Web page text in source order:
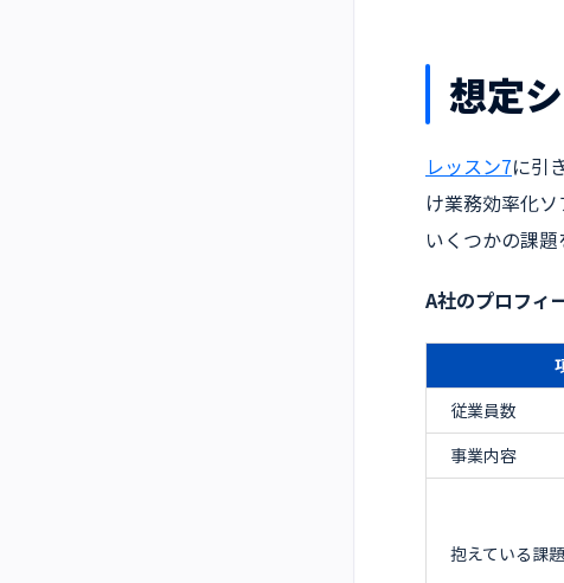
想定
レッスン7に引
け業務効率化
いくつかの課
A社のプロフィ
従業員数
事業内容
抱えている課題